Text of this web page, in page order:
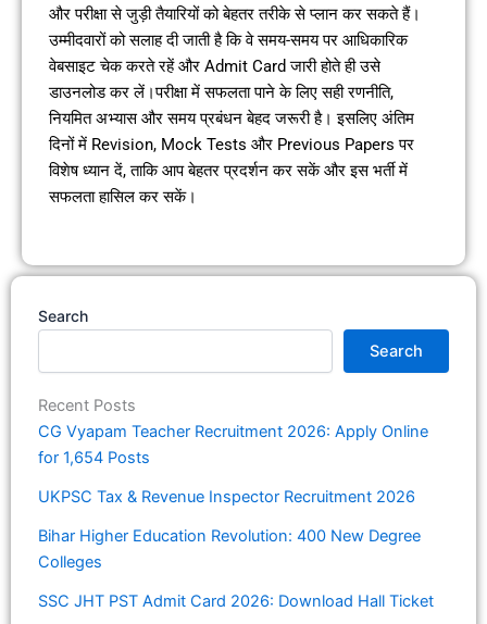
और परीक्षा से जुड़ी तैयारियों को बेहतर तरीके से प्लान कर सकते हैं।
उम्मीदवारों को सलाह दी जाती है कि वे समय-समय पर आधिकारिक
वेबसाइट चेक करते रहें और Admit Card जारी होते ही उसे
डाउनलोड कर लें।परीक्षा में सफलता पाने के लिए सही रणनीति,
नियमित अभ्यास और समय प्रबंधन बेहद जरूरी है। इसलिए अंतिम
दिनों में Revision, Mock Tests और Previous Papers पर
विशेष ध्यान दें, ताकि आप बेहतर प्रदर्शन कर सकें और इस भर्ती में
सफलता हासिल कर सकें।
Search
Search
Recent Posts
CG Vyapam Teacher Recruitment 2026: Apply Online
for 1,654 Posts
UKPSC Tax & Revenue Inspector Recruitment 2026
Bihar Higher Education Revolution: 400 New Degree
Colleges
SSC JHT PST Admit Card 2026: Download Hall Ticket